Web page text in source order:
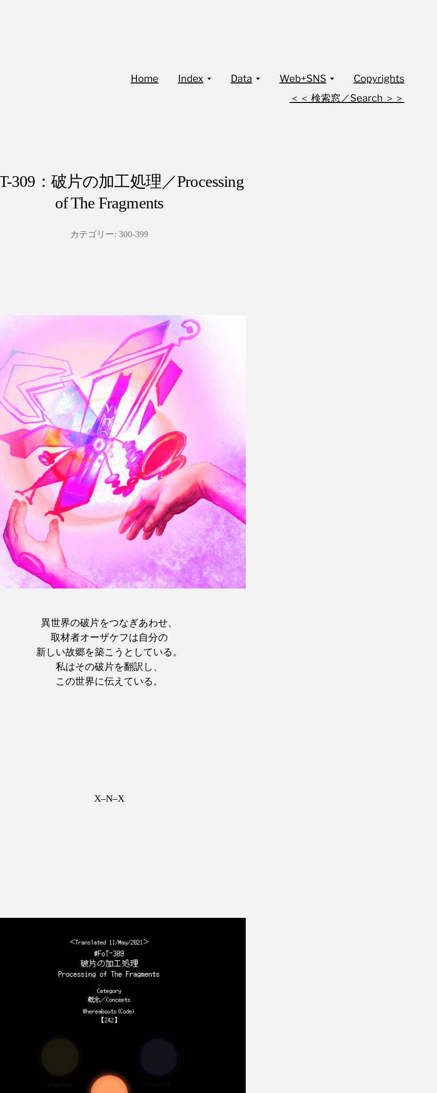
Home Index Data Web+SNS
Copyrights
＜＜ 検索窓／Search ＞＞
309：破片の加工処理／Processing
of The Fragments
カテゴリー: 300-399
異世界の破片をつなぎあわせ、
取材者オーザケフは自分の
新しい故郷を築こうとしている。
私はその破片を翻訳し、
この世界に伝えている。
X–N–X